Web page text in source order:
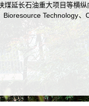
煤延长石油重大项目等横纵
Technology、